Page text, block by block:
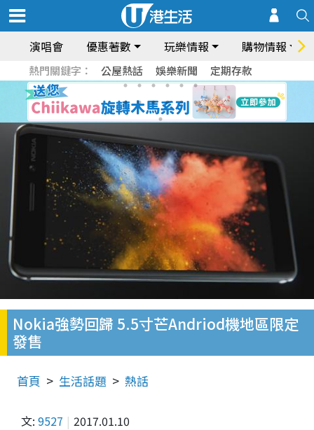
演唱會 優惠著數 玩樂情報 購物情報
熱門關鍵字： 公屋熱話 娛樂新聞 定期存款
Nokia強勢回歸 5.5寸芒Andriod機地區限定
發售
首頁 生活話題 熱話
文: 9527 2017.01.10